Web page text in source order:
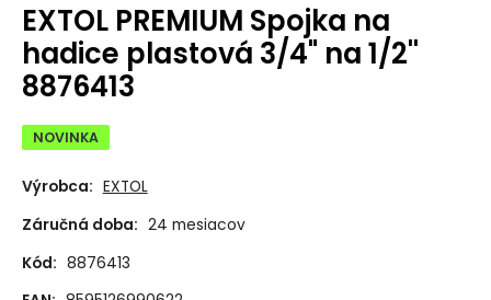
EXTOL PREMIUM Spojka na
hadice plastová 3/4" na 1/2''
8876413
NOVINKA
Výrobca: EXTOL
Záručná doba: 24 mesiacov
Kód: 8876413